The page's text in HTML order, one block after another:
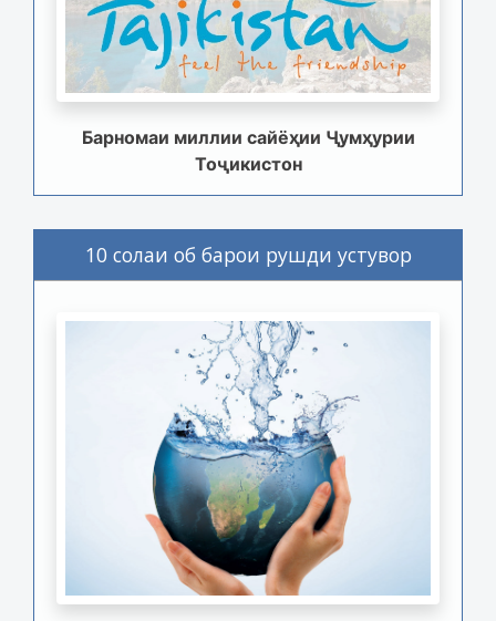
Барномаи миллии сайёҳии Ҷумҳурии
Тоҷикистон
10 солаи об барои рушди устувор